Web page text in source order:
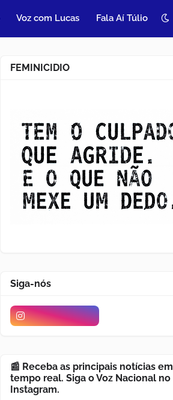
Voz com Lucas Fala Aí Túlio
FEMINICIDIO
Siga-nós
📰 Receba as principais notícias em
tempo real. Siga o Voz Nacional no
Instagram.